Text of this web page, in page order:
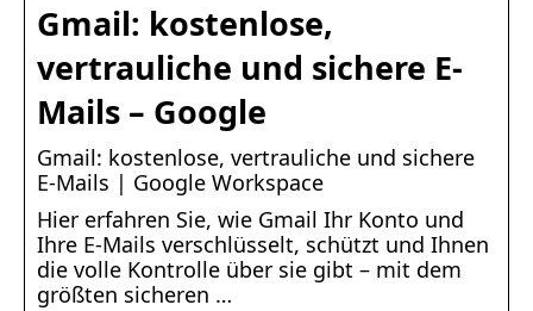
Gmail: kostenlose,
vertrauliche und sichere E-
Mails – Google
Gmail: kostenlose, vertrauliche und sichere
E-Mails | Google Workspace
Hier erfahren Sie, wie Gmail Ihr Konto und
Ihre E-Mails verschlüsselt, schützt und Ihnen
die volle Kontrolle über sie gibt – mit dem
größten sicheren …